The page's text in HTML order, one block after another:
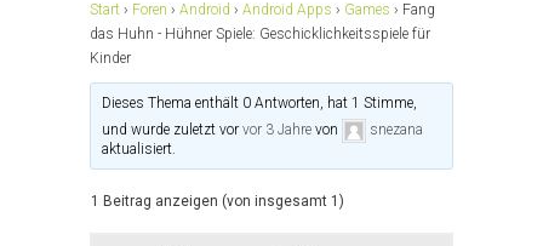
Start › Foren › Android › Android Apps › Games › Fang
das Huhn - Hühner Spiele: Geschicklichkeitsspiele für
Kinder
Dieses Thema enthält 0 Antworten, hat 1 Stimme,
und wurde zuletzt vorvor 3 Jahre von
snezana
aktualisiert.
1 Beitrag anzeigen (von insgesamt 1)